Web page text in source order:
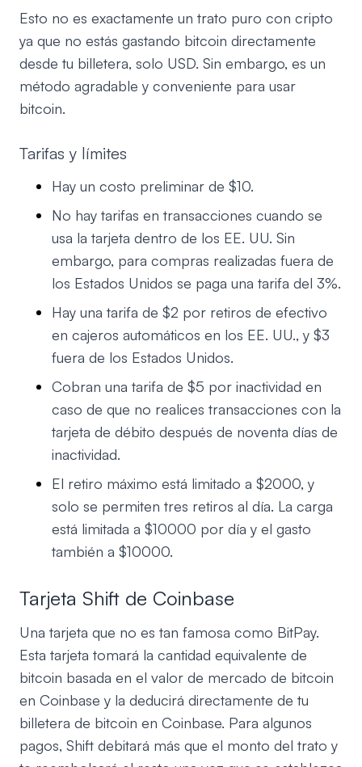
Esto no es exactamente un trato puro con cripto
ya que no estás gastando bitcoin directamente
desde tu billetera, solo USD. Sin embargo, es un
método agradable y conveniente para usar
bitcoin.
Tarifas y límites
Hay un costo preliminar de $10.
No hay tarifas en transacciones cuando se
usa la tarjeta dentro de los EE. UU. Sin
embargo, para compras realizadas fuera de
los Estados Unidos se paga una tarifa del 3%.
Hay una tarifa de $2 por retiros de efectivo
en cajeros automáticos en los EE. UU., y $3
fuera de los Estados Unidos.
Cobran una tarifa de $5 por inactividad en
caso de que no realices transacciones con la
tarjeta de débito después de noventa días de
inactividad.
El retiro máximo está limitado a $2000, y
solo se permiten tres retiros al día. La carga
está limitada a $10000 por día y el gasto
también a $10000.
Tarjeta Shift de Coinbase
Una tarjeta que no es tan famosa como BitPay.
Esta tarjeta tomará la cantidad equivalente de
bitcoin basada en el valor de mercado de bitcoin
en Coinbase y la deducirá directamente de tu
billetera de bitcoin en Coinbase. Para algunos
pagos, Shift debitará más que el monto del trato y